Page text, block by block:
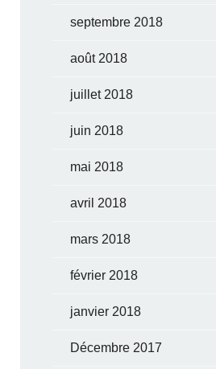
septembre 2018
août 2018
juillet 2018
juin 2018
mai 2018
avril 2018
mars 2018
février 2018
janvier 2018
Décembre 2017